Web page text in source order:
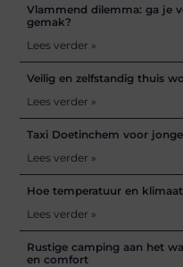
Vlammend dilemma: ga je
gemak?
Lees verder »
Veilig en zelfstandig thuis
Lees verder »
Taxi Doetinchem voor
Lees verder »
Hoe temperatuur en
Lees verder »
Rustige camping aan het
en comfort